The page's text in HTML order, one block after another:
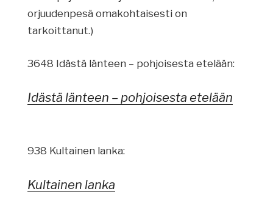
orjuudenpesä omakohtaisesti on
tarkoittanut.)
3648 Idästä länteen – pohjoisesta etelään:
Idästä länteen – pohjoisesta etelään
938 Kultainen lanka:
Kultainen lanka